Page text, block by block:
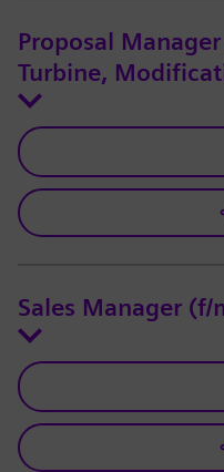
Proposal
Turbine,
Sales Manager (f/